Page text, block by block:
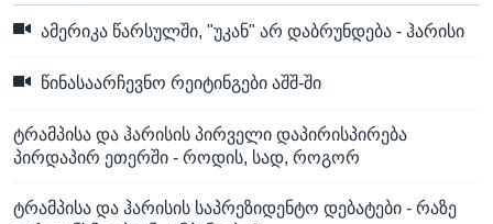
ამერიკა წარსულში, "უკან" არ დაბრუნდება - ჰარისი
წინასაარჩევნო რეიტინგები აშშ-ში
ტრამპისა და ჰარისის პირველი დაპირისპირება
პირდაპირ ეთერში - როდის, სად, როგორ
ტრამპისა და ჰარისის საპრეზიდენტო დებატები - რაზე